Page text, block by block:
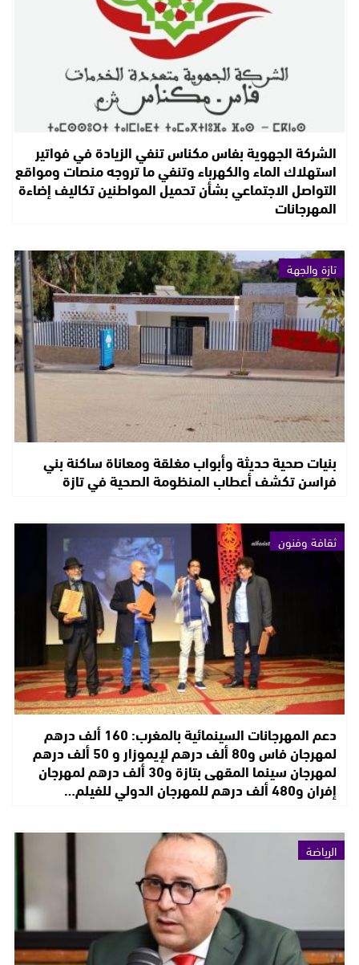
الشركة الجهوية بفاس مكناس تنفي الزيادة في فواتير
استهلاك الماء والكهرباء وتنفي ما تروجه منصات ومواقع
التواصل الاجتماعي بشأن تحميل المواطنين تكاليف إضاءة
المهرجانات
تازة والجهة
بنيات صحية حديثة وأبواب مغلقة ومعاناة ساكنة بني
فراسن تكشف أعطاب المنظومة الصحية في تازة
ثقافة وفنون
دعم المهرجانات السينمائية بالمغرب: 160 ألف درهم
لمهرجان فاس و80 ألف درهم لإيموزار و 50 ألف درهم
لمهرجان سينما المقهى بتازة و30 ألف درهم لمهرجان
إفران و480 ألف درهم للمهرجان الدولي للفيلم…
الرياضة